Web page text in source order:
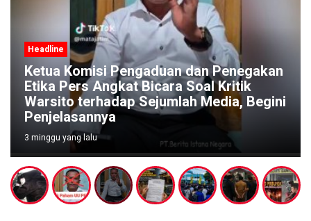
dan Penegakan
Soal Kritik
Media, Begini
Headline
Pengaduan Warga
Diminta Segera
Judi di Pucangsari
1 bulan yang lalu